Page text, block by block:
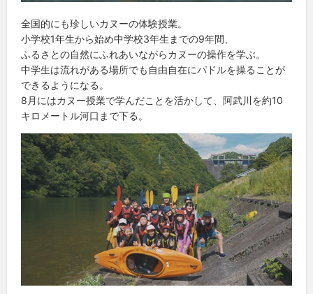
全国的にも珍しいカヌーの体験授業。
小学校1年生から始め中学校3年生までの9年間、
ふるさとの自然にふれあいながらカヌーの操作を学ぶ。
中学生は流れがある場所でも自由自在にパドルを操ることが
できるようになる。
8月にはカヌー授業で学んだことを活かして、阿武川を約10
キロメートル河口まで下る。